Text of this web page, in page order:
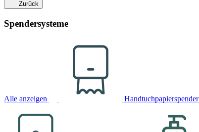
Zurück
Spendersysteme
Alle anzeigen Handtuchpapierspender